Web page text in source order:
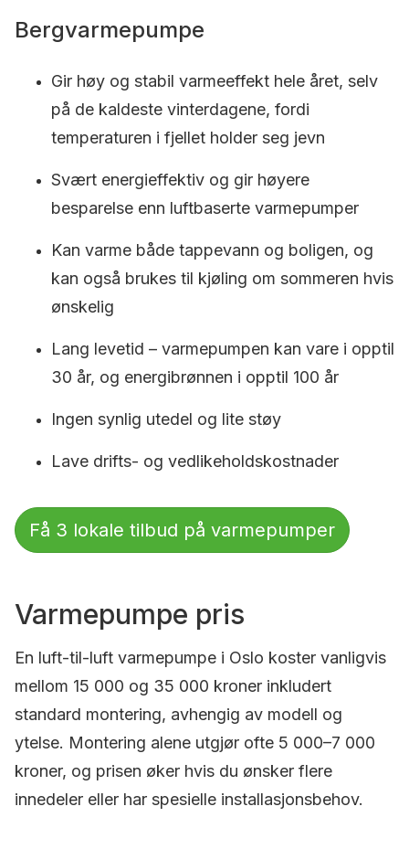
Bergvarmepumpe
Gir høy og stabil varmeeffekt hele året, selv
på de kaldeste vinterdagene, fordi
temperaturen i fjellet holder seg jevn
Svært energieffektiv og gir høyere
besparelse enn luftbaserte varmepumper
Kan varme både tappevann og boligen, og
kan også brukes til kjøling om sommeren hvis
ønskelig
Lang levetid – varmepumpen kan vare i opptil
30 år, og energibrønnen i opptil 100 år
Ingen synlig utedel og lite støy
Lave drifts- og vedlikeholdskostnader
Få 3 lokale tilbud på varmepumper
Varmepumpe pris
En luft-til-luft varmepumpe i Oslo koster vanligvis
mellom 15 000 og 35 000 kroner inkludert
standard montering, avhengig av modell og
ytelse. Montering alene utgjør ofte 5 000–7 000
kroner, og prisen øker hvis du ønsker flere
innedeler eller har spesielle installasjonsbehov.